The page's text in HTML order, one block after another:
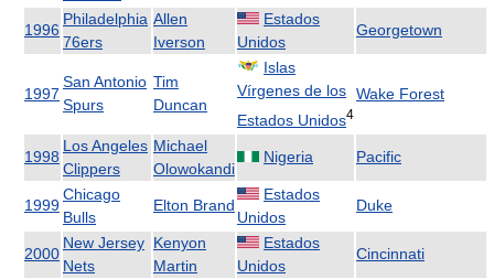
1996
Philadelphia
76ers
Allen
Iverson
Estados
Unidos
Georgetown
1997
San Antonio
Spurs
Tim
Duncan
Islas
Vírgenes de los
Estados Unidos4
Wake Forest
1998
Los Angeles
Clippers
Michael
Olowokandi
Nigeria Pacific
1999
Chicago
Bulls
Elton Brand
Estados
Unidos
Duke
2000
New Jersey
Nets
Kenyon
Martin
Estados
Unidos
Cincinnati